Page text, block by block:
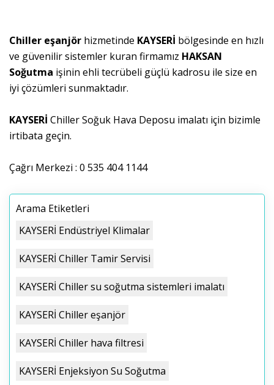
Chiller eşanjör hizmetinde KAYSERİ bölgesinde en hızlı
ve güvenilir sistemler kuran firmamız HAKSAN
Soğutma işinin ehli tecrübeli güçlü kadrosu ile size en
iyi çözümleri sunmaktadır.
KAYSERİ Chiller Soğuk Hava Deposu imalatı için bizimle
irtibata geçin.
Çağrı Merkezi : 0 535 404 1144
Arama Etiketleri
KAYSERİ Endüstriyel Klimalar
KAYSERİ Chiller Tamir Servisi
KAYSERİ Chiller su soğutma sistemleri imalatı
KAYSERİ Chiller eşanjör
KAYSERİ Chiller hava filtresi
KAYSERİ Enjeksiyon Su Soğutma